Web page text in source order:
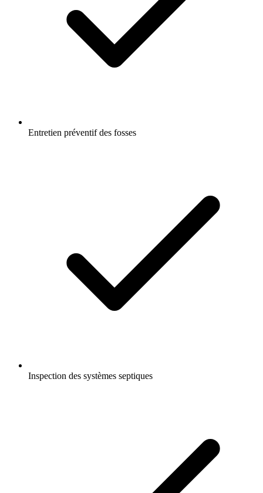
Entretien préventif des fosses
Inspection des systèmes septiques